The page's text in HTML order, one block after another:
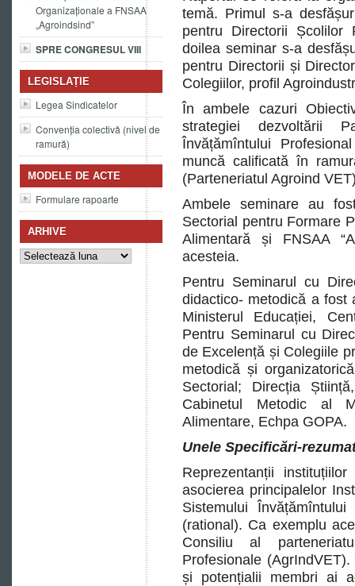
Organizaționale a FNSAA
„Agroindsind”
SPRE CONGRESUL VIII
LEGISLAȚIE
Legea Sindicatelor
Convenția colectivă (nivel de
ramură)
MODELE DE ACTE
Formulare rapoarte
ARHIVE
Arhive
temă. Primul s-a
pentru Directorii Școlilor
doilea seminar s-a
pentru Directorii și
Colegiilor, profil
În ambele cazuri
strategiei dezvoltării
Învățămîntului
muncă calificată în
(Parteneriatul Agroind
Ambele seminare au
Sectorial pentru Formare
Alimentară și FNSAA
acesteia.
Pentru Seminarul cu
didactico- metodică a fost
Ministerul Educației,
Pentru Seminarul cu
de Excelență și Colegiile
metodică și
Sectorial; Direcția
Cabinetul Metodic al
Alimentare, Echpa GOPA.
Unele Specificări-
Reprezentanții
asocierea principalelor
Sistemului
(rational). Ca exemplu
Consiliu al
Profesionale
și potențialii membri ai